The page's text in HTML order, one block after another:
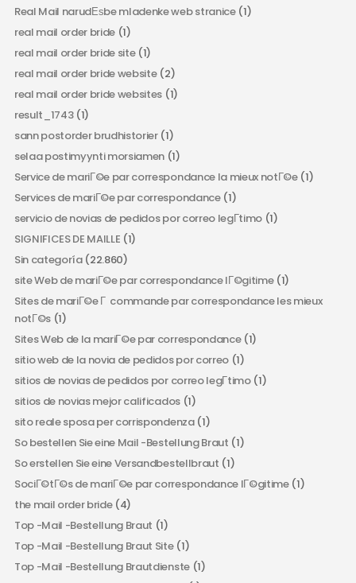
Real Mail narudЕѕbe mladenke web stranice(1)
real mail order bride (1)
real mail order bride site(1)
real mail order bride website(2)
real mail order bride websites (1)
result_1743(1)
sann postorder brudhistorier(1)
selaa postimyynti morsiamen (1)
Service de mariГ©e par correspondance la mieux notГ©e(1)
Services de mariГ©e par correspondance(1)
servicio de novias de pedidos por correo legГ­timo(1)
SIGNIFICES DE MAILLE (1)
Sin categoría(22.860)
site Web de mariГ©e par correspondance lГ©gitime(1)
Sites de mariГ©e Г commande par correspondance les mieux
notГ©s(1)
Sites Web de la mariГ©e par correspondance(1)
sitio web de la novia de pedidos por correo(1)
sitios de novias de pedidos por correo legГ­timo(1)
sitios de novias mejor calificados(1)
sito reale sposa per corrispondenza(1)
So bestellen Sie eine Mail -Bestellung Braut (1)
So erstellen Sie eine Versandbestellbraut (1)
SociГ©tГ©s de mariГ©e par correspondance lГ©gitime(1)
the mail order bride(4)
Top -Mail -Bestellung Braut (1)
Top -Mail -Bestellung Braut Site(1)
Top -Mail -Bestellung Brautdienste(1)